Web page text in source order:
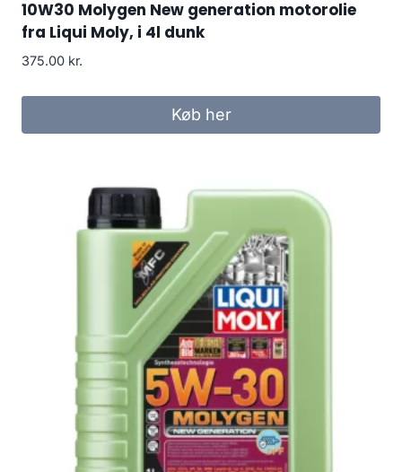
10W30 Molygen New generation motorolie
fra Liqui Moly, i 4l dunk
375.00 kr.
Køb her